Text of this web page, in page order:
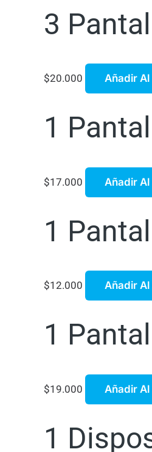
3
$20.000 Añadir
1
$17.000 Añadir
1
$12.000 Añadir
1
$19.000 Añadir
1